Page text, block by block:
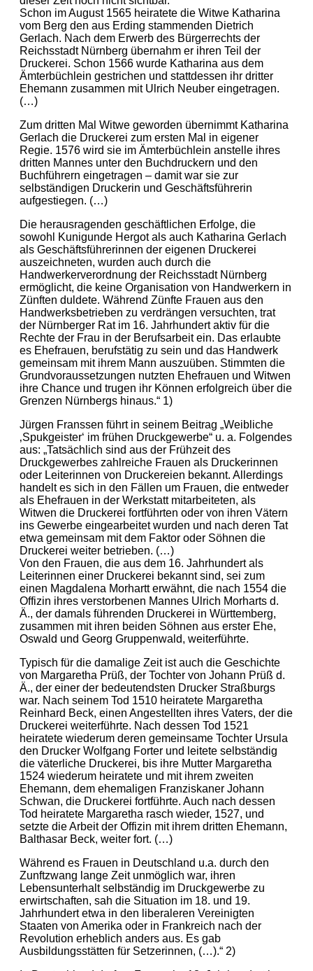
Schon im August 1565 heiratete die Witwe Katharina
vom Berg den aus Erding stammenden Dietrich
Gerlach. Nach dem Erwerb des Bürgerrechts der
Reichsstadt Nürnberg übernahm er ihren Teil der
Druckerei. Schon 1566 wurde Katharina aus dem
Ämterbüchlein gestrichen und stattdessen ihr dritter
Ehemann zusammen mit Ulrich Neuber eingetragen.
(…)
Zum dritten Mal Witwe geworden übernimmt Katharina
Gerlach die Druckerei zum ersten Mal in eigener
Regie. 1576 wird sie im Ämterbüchlein anstelle ihres
dritten Mannes unter den Buchdruckern und den
Buchführern eingetragen – damit war sie zur
selbständigen Druckerin und Geschäftsführerin
aufgestiegen. (…)
Die herausragenden geschäftlichen Erfolge, die
sowohl Kunigunde Hergot als auch Katharina Gerlach
als Geschäftsführerinnen der eigenen Druckerei
auszeichneten, wurden auch durch die
Handwerkerverordnung der Reichsstadt Nürnberg
ermöglicht, die keine Organisation von Handwerkern in
Zünften duldete. Während Zünfte Frauen aus den
Handwerksbetrieben zu verdrängen versuchten, trat
der Nürnberger Rat im 16. Jahrhundert aktiv für die
Rechte der Frau in der Berufsarbeit ein. Das erlaubte
es Ehefrauen, berufstätig zu sein und das Handwerk
gemeinsam mit ihrem Mann auszuüben. Stimmten die
Grundvoraussetzungen nutzten Ehefrauen und Witwen
ihre Chance und trugen ihr Können erfolgreich über die
Grenzen Nürnbergs hinaus.“ 1)
Jürgen Franssen führt in seinem Beitrag „Weibliche
‚Spukgeister‘ im frühen Druckgewerbe“ u. a. Folgendes
aus: „Tatsächlich sind aus der Frühzeit des
Druckgewerbes zahlreiche Frauen als Druckerinnen
oder Leiterinnen von Druckereien bekannt. Allerdings
handelt es sich in den Fällen um Frauen, die entweder
als Ehefrauen in der Werkstatt mitarbeiteten, als
Witwen die Druckerei fortführten oder von ihren Vätern
ins Gewerbe eingearbeitet wurden und nach deren Tat
etwa gemeinsam mit dem Faktor oder Söhnen die
Druckerei weiter betrieben. (…)
Von den Frauen, die aus dem 16. Jahrhundert als
Leiterinnen einer Druckerei bekannt sind, sei zum
einen Magdalena Morhartt erwähnt, die nach 1554 die
Offizin ihres verstorbenen Mannes Ulrich Morharts d.
Ä., der damals führenden Druckerei in Württemberg,
zusammen mit ihren beiden Söhnen aus erster Ehe,
Oswald und Georg Gruppenwald, weiterführte.
Typisch für die damalige Zeit ist auch die Geschichte
von Margaretha Prüß, der Tochter von Johann Prüß d.
Ä., der einer der bedeutendsten Drucker Straßburgs
war. Nach seinem Tod 1510 heiratete Margaretha
Reinhard Beck, einen Angestellten ihres Vaters, der die
Druckerei weiterführte. Nach dessen Tod 1521
heiratete wiederum deren gemeinsame Tochter Ursula
den Drucker Wolfgang Forter und leitete selbständig
die väterliche Druckerei, bis ihre Mutter Margaretha
1524 wiederum heiratete und mit ihrem zweiten
Ehemann, dem ehemaligen Franziskaner Johann
Schwan, die Druckerei fortführte. Auch nach dessen
Tod heiratete Margaretha rasch wieder, 1527, und
setzte die Arbeit der Offizin mit ihrem dritten Ehemann,
Balthasar Beck, weiter fort. (…)
Während es Frauen in Deutschland u.a. durch den
Zunftzwang lange Zeit unmöglich war, ihren
Lebensunterhalt selbständig im Druckgewerbe zu
erwirtschaften, sah die Situation im 18. und 19.
Jahrhundert etwa in den liberaleren Vereinigten
Staaten von Amerika oder in Frankreich nach der
Revolution erheblich anders aus. Es gab
Ausbildungsstätten für Setzerinnen, (…).“ 2)